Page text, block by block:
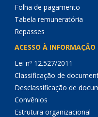
Folha de pagamento
Tabela remuneratória
Repasses
ACESSO À INFORMAÇÃO
Lei nº 12.527/2011
Classificação de
Desclassificação de
Convênios
Estrutura organizacional